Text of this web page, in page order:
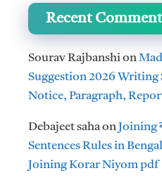
Recent
Sourav Rajbanshion
Suggestion 2026 Writing
Notice, Paragraph,
Debajeet sahaonJoining
Sentences Rules in
Joining Korar Niyom pdf